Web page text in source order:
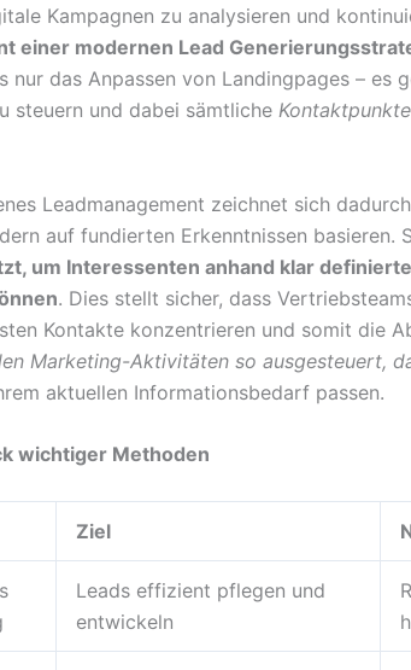
Kampagnen zu analysieren und
einer modernen Lead
nur das Anpassen von Landingpages – es
steuern und dabei sämtliche
Leadmanagement zeichnet sich
auf fundierten Erkenntnissen basieren.
um Interessenten anhand klar
. Dies stellt sicher, dass
Kontakte konzentrieren und somit die
Marketing-Aktivitäten so ausgesteuert,
aktuellen Informationsbedarf passen.
wichtiger Methoden
Ziel
Leads effizient pflegen und
entwickeln